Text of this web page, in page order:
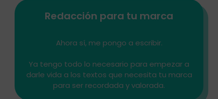
Redacción para tu marca
Ahora sí, me pongo a escribir.
Ya tengo todo lo necesario para empezar a
darle vida a los textos que necesita tu marca
para ser recordada y valorada.